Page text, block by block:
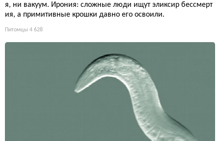
я, ни вакуум. Ирония: сложные люди ищут эликсир бессмерт
ия, а примитивные крошки давно его освоили.
Питомцы 4 628